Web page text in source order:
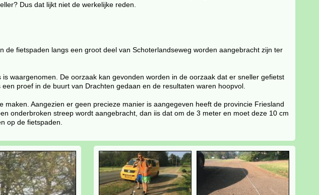
Dus dat lijkt niet de werkelijke reden.
fietspaden langs een groot deel van Schoterlandseweg worden aangebracht zijn ter
waargenomen. De oorzaak kan gevonden worden in de oorzaak dat er sneller gefietst
proef in de buurt van Drachten gedaan en de resultaten waren hoopvol.
Aangezien er geen precieze manier is aangegeven heeft de provincie Friesland
onderbroken streep wordt aangebracht, dan iis dat om de 3 meter en moet deze 10 cm
op de fietspaden.